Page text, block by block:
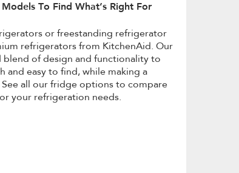
To Find What’s Right For
or freestanding refrigerator
refrigerators from KitchenAid. Our
of design and functionality to
and easy to find, while making a
all our fridge options to compare
your refrigeration needs.